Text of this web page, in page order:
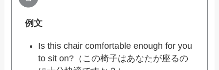
例文
Is this chair comfortable enough for you
to sit on?（この椅子はあなたが座るの